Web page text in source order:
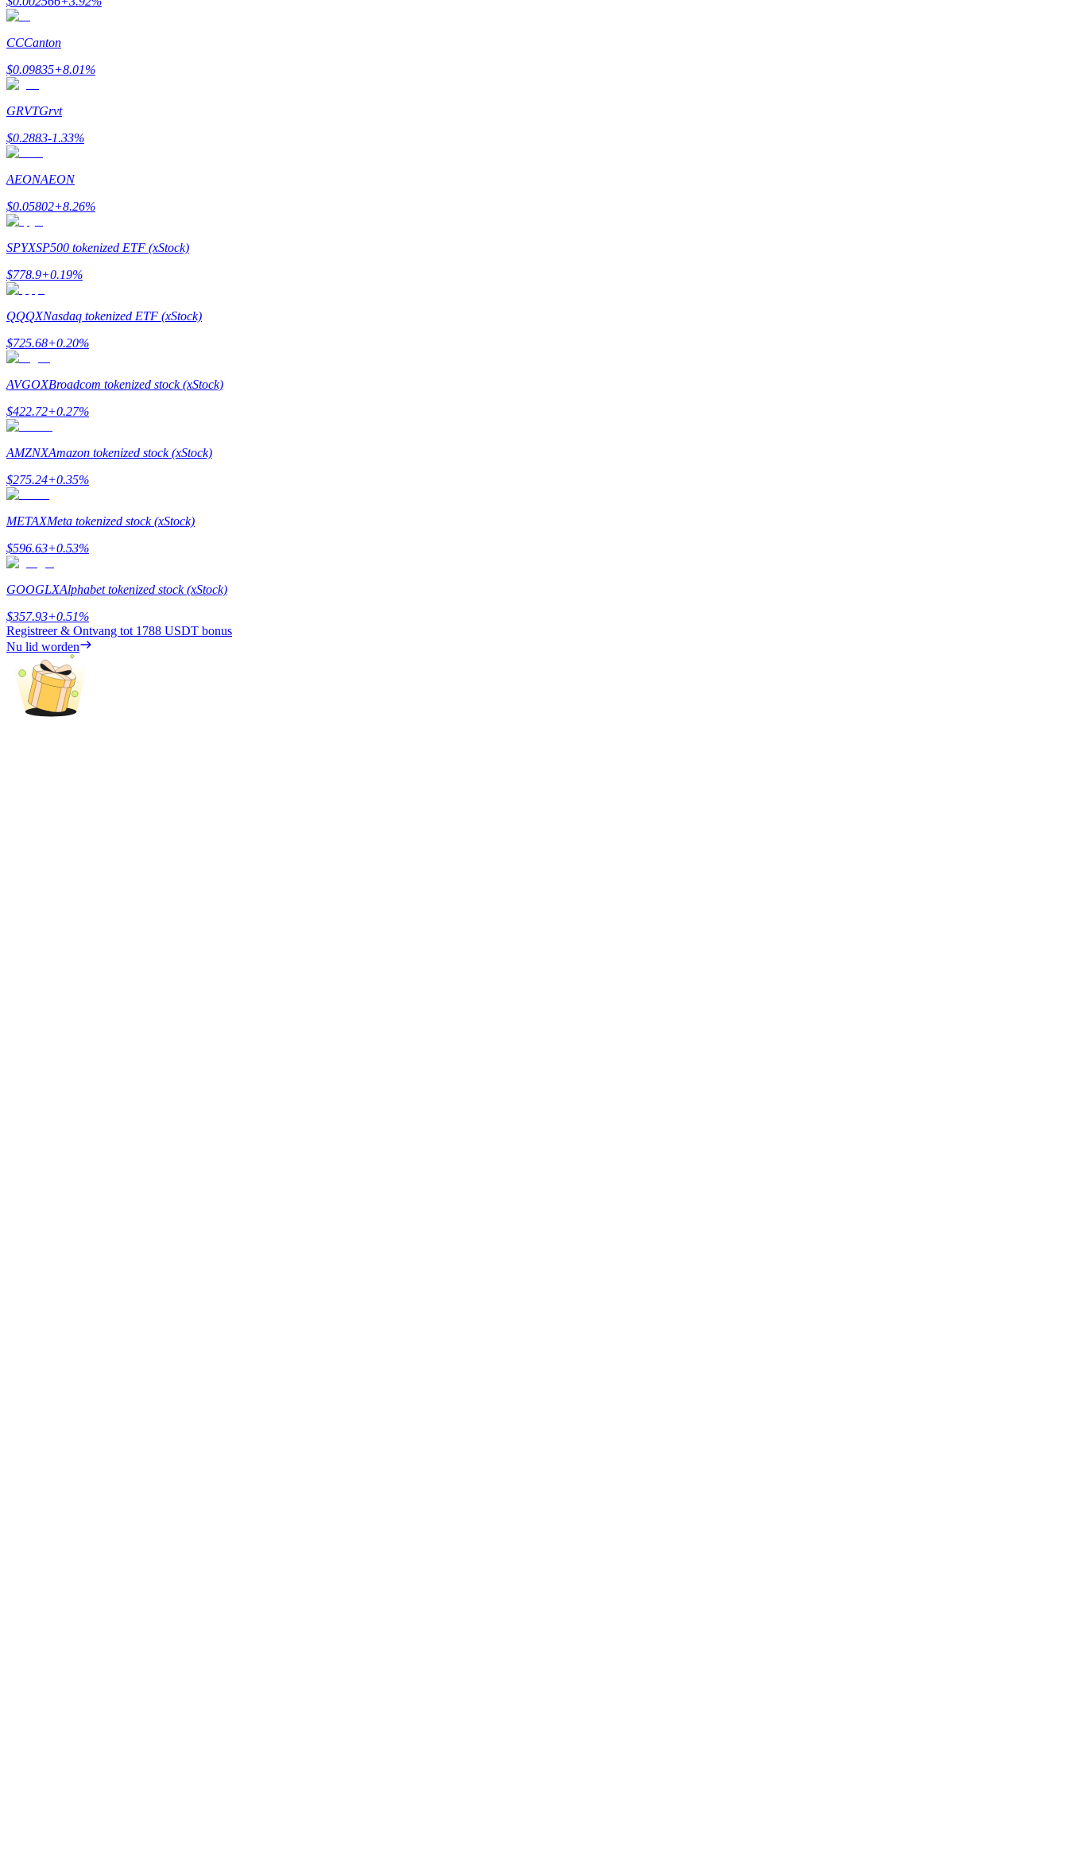
Informatie
Big data-analyse inclusief handelsinformatie, enz.
Gids
Futures-startgids
Handelsstrategieën
Leer hoe u winstgevend kunt blijven
CCCanton
$0.09835+8.01%
GRVTGrvt
$0.2883-1.33%
AEONAEON
$0.05802+8.26%
SPYXSP500 tokenized ETF (xStock)
$778.9+0.19%
QQQXNasdaq tokenized ETF (xStock)
$725.68+0.20%
AVGOXBroadcom tokenized stock (xStock)
$422.72+0.27%
AMZNXAmazon tokenized stock (xStock)
$275.24+0.35%
METAXMeta tokenized stock (xStock)
$596.63+0.53%
GOOGLXAlphabet tokenized stock (xStock)
$357.93+0.51%
Registreer & Ontvang tot 1788 USDT bonus
Nu lid worden